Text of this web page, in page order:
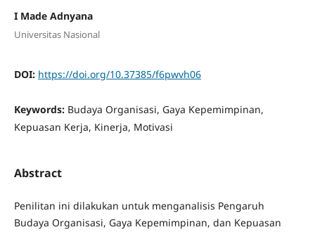
I Made Adnyana
Universitas Nasional
DOI: https://doi.org/10.37385/f6pwvh06
Keywords: Budaya Organisasi, Gaya Kepemimpinan,
Kepuasan Kerja, Kinerja, Motivasi
Abstract
Penilitan ini dilakukan untuk menganalisis Pengaruh
Budaya Organisasi, Gaya Kepemimpinan, dan Kepuasan